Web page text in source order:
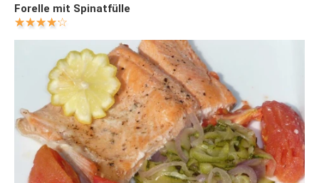
Forelle mit Spinatfülle